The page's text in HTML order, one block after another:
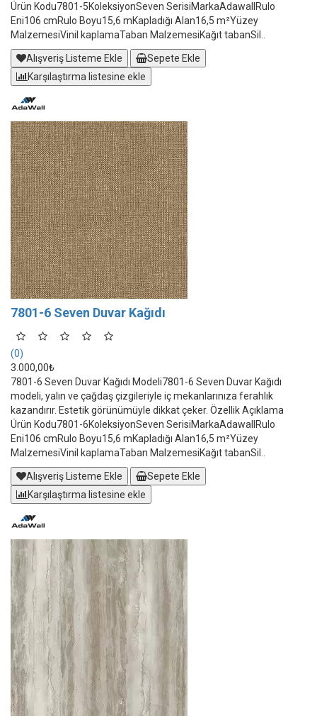
Ürün Kodu7801-5KoleksiyonSeven SerisiMarkaAdawallRulo
Eni106 cmRulo Boyu15,6 mKapladığı Alan16,5 m²Yüzey
MalzemesiVinil kaplamaTaban MalzemesiKağıt tabanSil..
Alışveriş Listeme Ekle
Sepete Ekle
Karşılaştırma listesine ekle
7801-6 Seven Duvar Kağıdı
(0)
3.000,00₺
7801-6 Seven Duvar Kağıdı Modeli7801-6 Seven Duvar Kağıdı
modeli, yalın ve çağdaş çizgileriyle iç mekanlarınıza ferahlık
kazandırır. Estetik görünümüyle dikkat çeker. Özellik Açıklama
Ürün Kodu7801-6KoleksiyonSeven SerisiMarkaAdawallRulo
Eni106 cmRulo Boyu15,6 mKapladığı Alan16,5 m²Yüzey
MalzemesiVinil kaplamaTaban MalzemesiKağıt tabanSil..
Alışveriş Listeme Ekle
Sepete Ekle
Karşılaştırma listesine ekle